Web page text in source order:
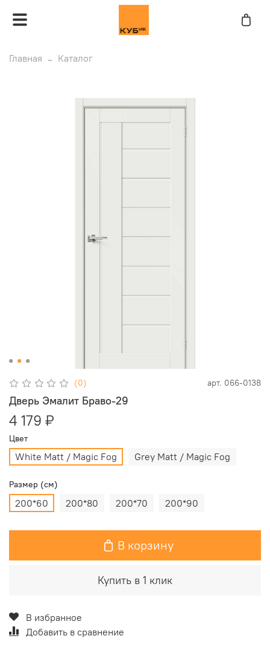
Главная Каталог
(0) арт. 066-0138
Дверь Эмалит Браво-29
4 179 ₽
Цвет
White Matt / Magic Fog Grey Matt / Magic Fog
Размер (см)
200*60 200*80 200*70 200*90
В корзину
Купить в 1 клик
В избранное
Добавить в сравнение